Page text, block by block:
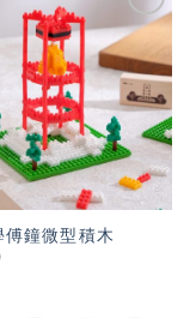
加入
望輕
單」
傅鐘微型積木